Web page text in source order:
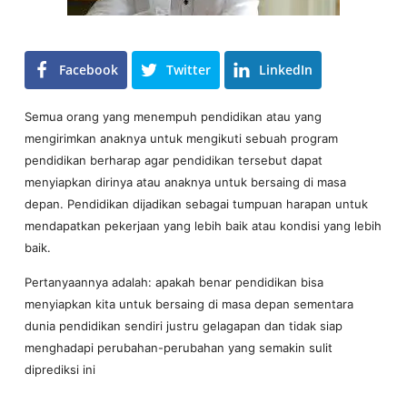
Facebook Twitter LinkedIn
Semua orang yang menempuh pendidikan atau yang
mengirimkan anaknya untuk mengikuti sebuah program
pendidikan berharap agar pendidikan tersebut dapat
menyiapkan dirinya atau anaknya untuk bersaing di masa
depan. Pendidikan dijadikan sebagai tumpuan harapan untuk
mendapatkan pekerjaan yang lebih baik atau kondisi yang lebih
baik.
Pertanyaannya adalah: apakah benar pendidikan bisa
menyiapkan kita untuk bersaing di masa depan sementara
dunia pendidikan sendiri justru gelagapan dan tidak siap
menghadapi perubahan-perubahan yang semakin sulit
diprediksi ini